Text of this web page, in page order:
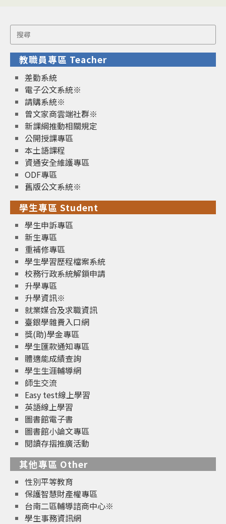
Search
for:
教職員專區 Teacher
差勤系統
電子公文系統※
請購系統※
曾文家商雲端社群※
新課綱推動相關規定
公開授課專區
本土語課程
資通安全維護專區
ODF專區
舊版公文系統※
學生專區 Student
學生申訴專區
新生專區
重補修專區
學生學習歷程檔案系統
校務行政系統解鎖申請
升學專區
升學資訊※
就業媒合及求職資訊
臺銀學雜費入口網
獎(助)學金專區
學生匯款通知專區
體適能成績查詢
學生生涯輔導網
師生交流
Easy test線上學習
英語線上學習
圖書館電子書
圖書館小論文專區
閱讀存摺推廣活動
其他專區 Other
性別平等教育
保護智慧財產權專區
台南二區輔導諮商中心※
學生事務資訊網